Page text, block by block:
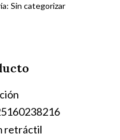
Sin categorizar
retráctil